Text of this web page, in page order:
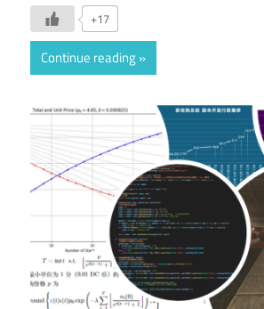
+17
Continue reading